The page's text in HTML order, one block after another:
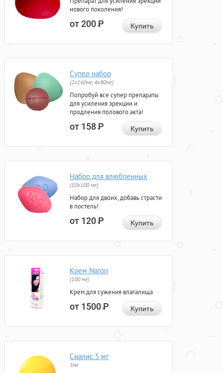
нового поколения!
от 200Р Купить
Супер набор
(2х160мг, 4х80мг)
Попробуй все супер препараты
для усиления эрекции и
продления полового акта!
от 158Р Купить
Набор для влюбленных
(10х100 мг)
Набор для двоих, добавь страсти
в постель!
от 120Р Купить
Крем Naron
(100 мг)
Крем для сужения влагалища
от 1500Р Купить
Сиалис 5 мг
5мг